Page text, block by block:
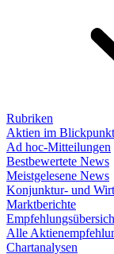
Rubriken
Aktien im Blickpunkt
Ad hoc-Mitteilungen
Bestbewertete News
Meistgelesene News
Konjunktur- und
Marktberichte
Alle
Chartanalysen